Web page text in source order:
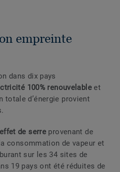
empreinte
dans dix pays
100% renouvelable et
totale d’énergie provient
de serre provenant de
consommation de vapeur et
sur les 34 sites de
19 pays ont été réduites de